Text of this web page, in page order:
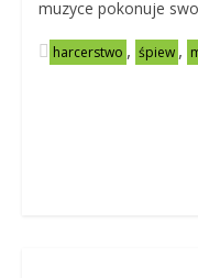
muzyce pokonuje
harcerstwo , śpiew ,